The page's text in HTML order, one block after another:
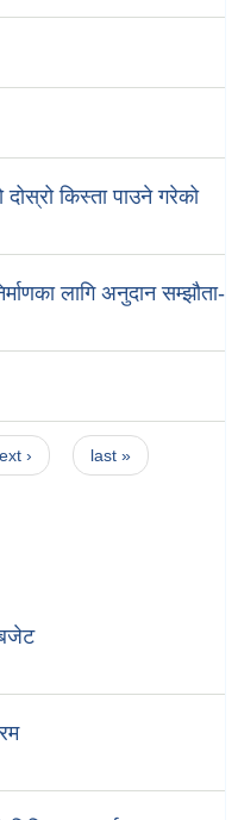
किस्ता पाउने गरेको
लागि अनुदान सम्झौता-
› last »